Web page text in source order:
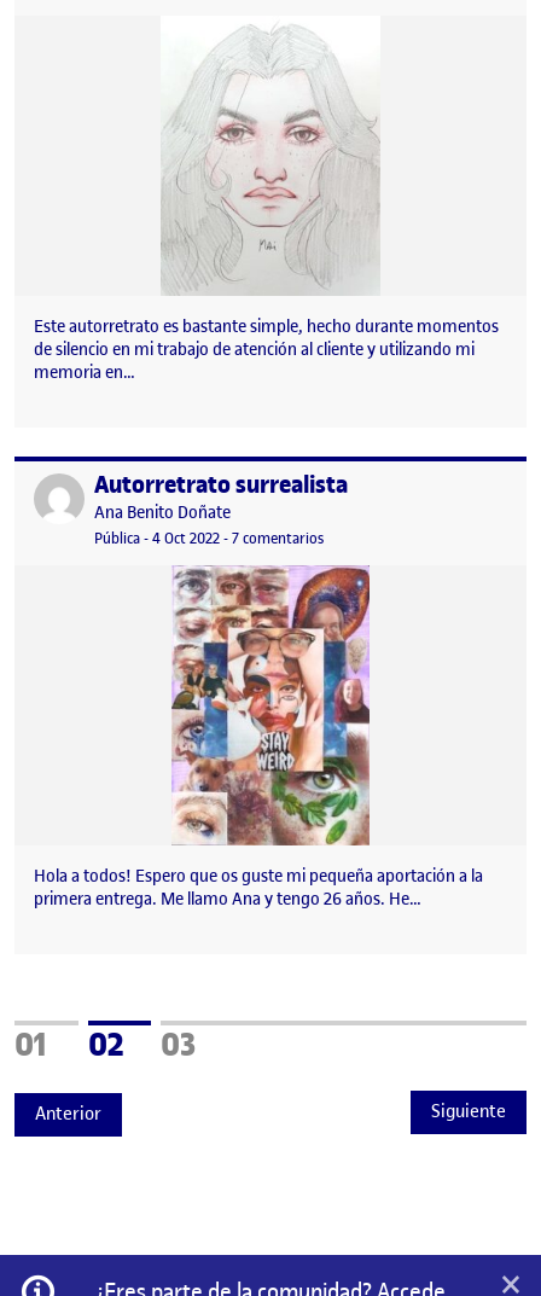
Este autorretrato es bastante simple, hecho durante momentos
de silencio en mi trabajo de atención al cliente y utilizando mi
memoria en…
Publicado porAutorretrato surrealista
Publicado por
Ana Benito Doñate
Visibilidad:
Pública-Fecha de publicación
4 Oct 2022-7 comentariosen Autorretrato surrealista
Hola a todos! Espero que os guste mi pequeña aportación a la
primera entrega. Me llamo Ana y tengo 26 años. He…
Anterior
Página
01 Página
02 Página
03
Siguiente
Información ×